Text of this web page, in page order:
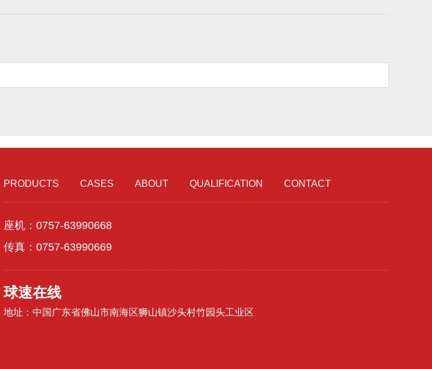
PRODUCTS CASES ABOUT QUALIFICATION CONTACT
座机：0757-63990668
传真：0757-63990669
球速在线
地址：中国广东省佛山市南海区狮山镇沙头村竹园头工业区